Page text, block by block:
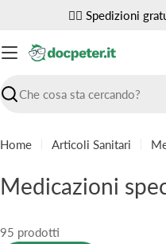
contenuto
✌🏼 Spedizioni
Ricerca
Home Articoli Sanitari
C
l
Medicazioni
95 prodotti